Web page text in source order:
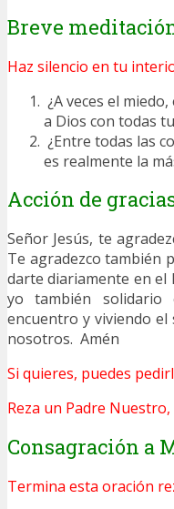
Breve
Haz silencio en tu
¿A veces el
a Dios con todas
¿Entre todas las
es realmente la
Acción de
Señor Jesús, te
Te agradezco también
darte diariamente en el
yo también solidario
encuentro y viviendo el
nosotros. Amén
Si quieres, puedes
Reza un Padre
Consagración a
Termina esta oración